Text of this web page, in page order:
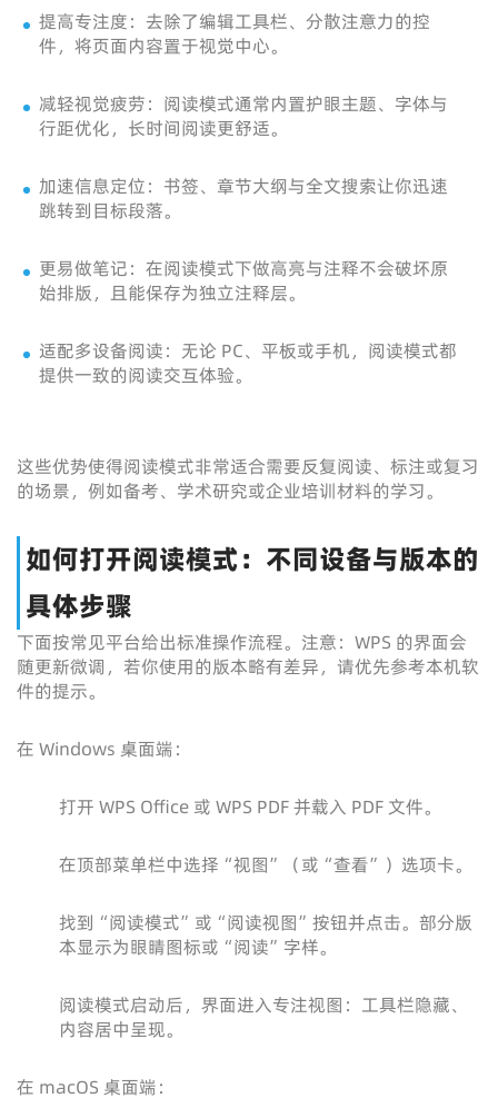
提高专注度：去除了编辑工具栏、分散注意力的控
件，将页面内容置于视觉中心。
减轻视觉疲劳：阅读模式通常内置护眼主题、字体与
行距优化，长时间阅读更舒适。
加速信息定位：书签、章节大纲与全文搜索让你迅速
跳转到目标段落。
更易做笔记：在阅读模式下做高亮与注释不会破坏原
始排版，且能保存为独立注释层。
适配多设备阅读：无论 PC、平板或手机，阅读模式都
提供一致的阅读交互体验。
这些优势使得阅读模式非常适合需要反复阅读、标注或复习
的场景，例如备考、学术研究或企业培训材料的学习。
如何打开阅读模式：不同设备与版本的
具体步骤
下面按常见平台给出标准操作流程。注意：WPS 的界面会
随更新微调，若你使用的版本略有差异，请优先参考本机软
件的提示。
在 Windows 桌面端：
打开 WPS Office 或 WPS PDF 并载入 PDF 文件。
在顶部菜单栏中选择“视图”（或“查看”）选项卡。
找到“阅读模式”或“阅读视图”按钮并点击。部分版
本显示为眼睛图标或“阅读”字样。
阅读模式启动后，界面进入专注视图：工具栏隐藏、
内容居中呈现。
在 macOS 桌面端：